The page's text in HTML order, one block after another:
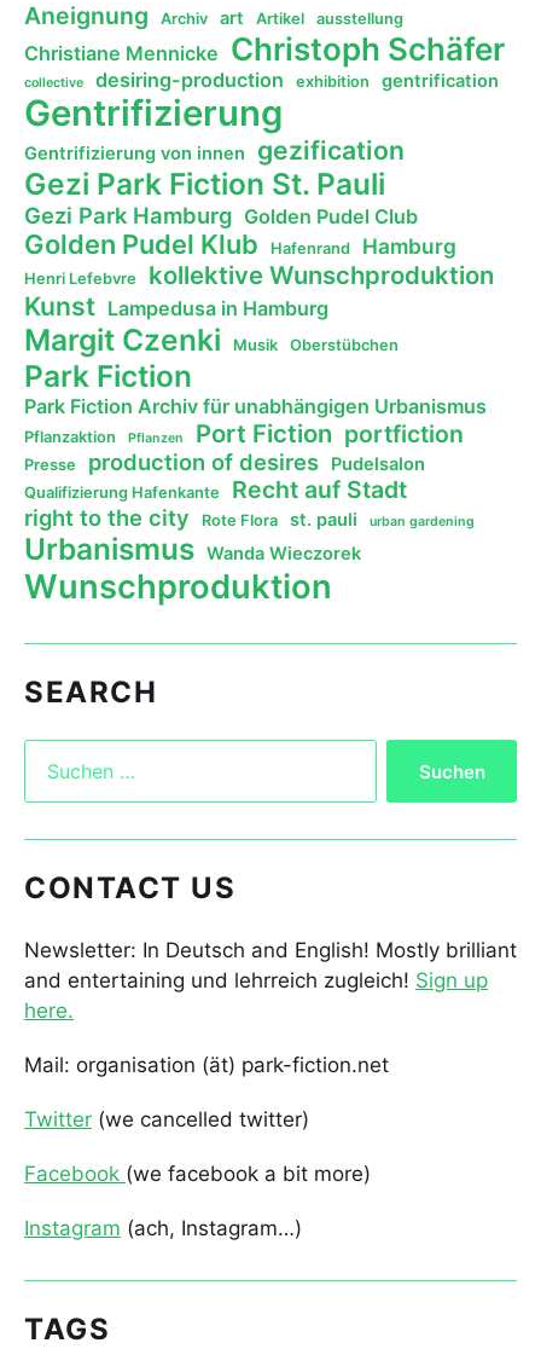
Aneignung Archiv art Artikel ausstellung
Christiane Mennicke Christoph Schäfer
collective desiring-production exhibition gentrification
Gentrifizierung
Gentrifizierung von innen gezification
Gezi Park Fiction St. Pauli
Gezi Park Hamburg Golden Pudel Club
Golden Pudel Klub Hafenrand Hamburg
Henri Lefebvre kollektive Wunschproduktion
Kunst Lampedusa in Hamburg
Margit Czenki Musik Oberstübchen
Park Fiction
Park Fiction Archiv für unabhängigen Urbanismus
Pflanzaktion Pflanzen Port Fiction portfiction
Presse production of desires Pudelsalon
Qualifizierung Hafenkante Recht auf Stadt
right to the city Rote Flora st. pauli urban gardening
Urbanismus Wanda Wieczorek
Wunschproduktion
SEARCH
CONTACT US
Newsletter: In Deutsch and English! Mostly brilliant
and entertaining und lehrreich zugleich! Sign up
here.
Mail: organisation (ät) park-fiction.net
Twitter (we cancelled twitter)
Facebook (we facebook a bit more)
Instagram (ach, Instagram…)
TAGS